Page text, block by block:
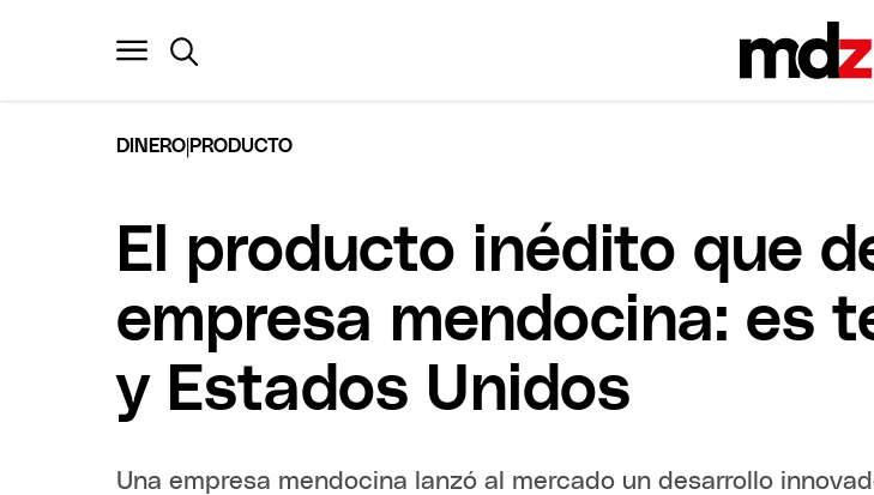
DINERO PRODUCTO
El producto inédito que
empresa mendocina: es
y Estados Unidos
Una empresa mendocina lanzó al mercado un desarrollo